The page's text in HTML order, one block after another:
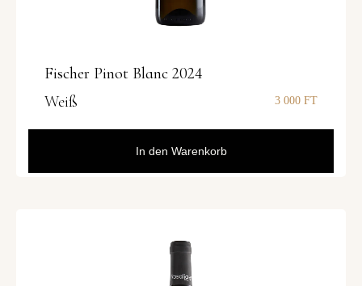
Fischer Pinot Blanc 2024
Weiß
3 000 FT
In den Warenkorb